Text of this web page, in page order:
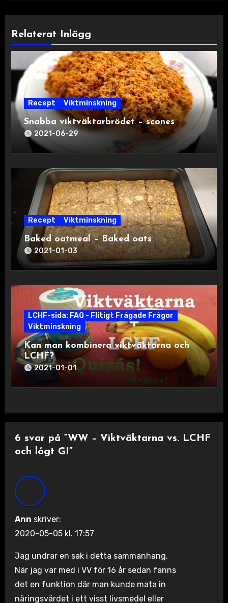
Relaterat Inlägg
Recept Viktminskning
Snabba viktväktarbrödet – scones
2021-06-29
Recept Viktminskning
Baked oatmeal – Baked oats
2021-01-03
LCHF-sida: FAQ - Flitigt Frågade Frågor
Viktminskning
Kan man kombinera viktväktarna och
LCHF?
2021-01-01
6 svar på “WW – Viktväktarna vs. LCHF
och lågt GI”
Ann skriver:
2020-05-05 kl. 17:57
Jag undrar en sak i detta sammanhang.
När jag var med i VV för 16 år sedan fanns
det en funktion där man kunde mata in
näringsvärdet i ett visst livsmedel eller